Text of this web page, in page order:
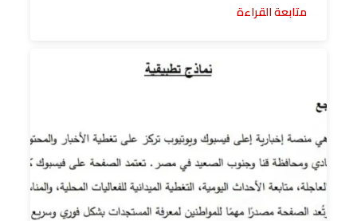
متابعة القراءة